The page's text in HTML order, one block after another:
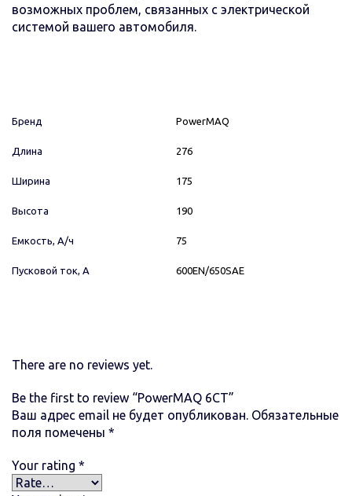
возможных проблем, связанных с электрической
системой вашего автомобиля.
Бренд PowerMAQ
Длина 276
Ширина 175
Высота 190
Емкость, А/ч 75
Пусковой ток, А 600EN/650SAE
There are no reviews yet.
Be the first to review “PowerMAQ 6СТ”
Ваш адрес email не будет опубликован. Обязательные
поля помечены *
Your rating *